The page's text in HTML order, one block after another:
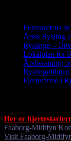
Formandens
Årets Rysling
Ryslinge –
Lokalplan for
Årsberetning
Ryslingefilmen
Fjernvarme i
Her er
Faaborg-Midtfyn
Visit Faaborg-